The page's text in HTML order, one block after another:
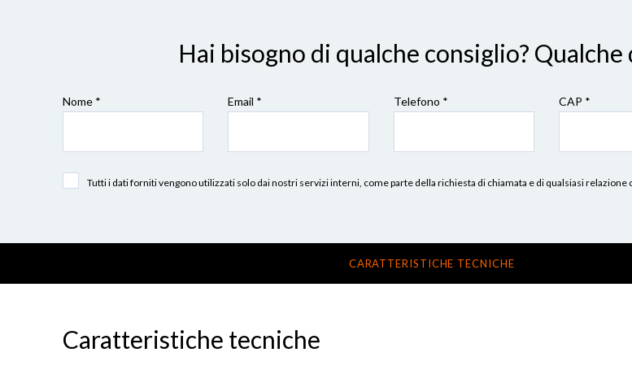
Hai bisogno di qualche consiglio? Qualche
Nome * Email * Telefono * CAP *
Tutti i dati forniti vengono utilizzati solo dai nostri servizi interni, come parte della richiesta di chiamata e di qualsiasi
CARATTERISTICHE TECNICHE
Caratteristiche tecniche